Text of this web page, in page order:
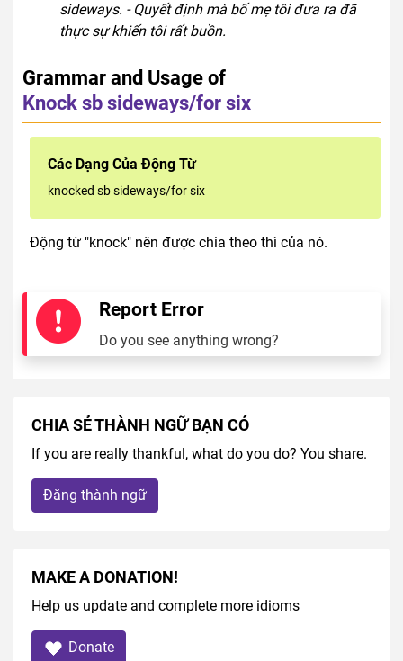
sideways. - Quyết định mà bố mẹ tôi đưa ra đã
thực sự khiến tôi rất buồn.
Grammar and Usage of
Knock sb sideways/for six
Các Dạng Của Động Từ
knocked sb sideways/for six
Động từ "knock" nên được chia theo thì của nó.
Report Error
Do you see anything wrong?
CHIA SẺ THÀNH NGỮ BẠN CÓ
If you are really thankful, what do you do? You share.
Đăng thành ngữ
MAKE A DONATION!
Help us update and complete more idioms
Donate